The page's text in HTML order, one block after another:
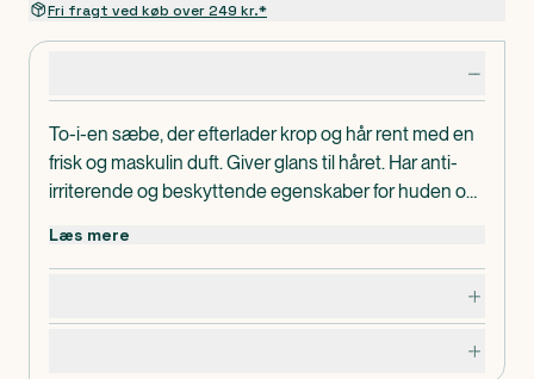
To-i-en sæbe, der efterlader krop og hår rent med en
frisk og maskulin duft. Giver glans til håret. Har anti-
irriterende og beskyttende egenskaber for huden og
Læs mere
Fri fragt ved køb over 249 kr.*